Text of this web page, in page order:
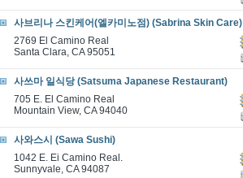
사브리나 스킨케어(엘카미노점) (Sabrina Skin Care)
2769 El Camino Real
Santa Clara, CA 95051
사쓰마 일식당 (Satsuma Japanese Restaurant)
705 E. El Camino Real
Mountain View, CA 94040
사와스시 (Sawa Sushi)
1042 E. Ei Camino Real.
Sunnyvale, CA 94087